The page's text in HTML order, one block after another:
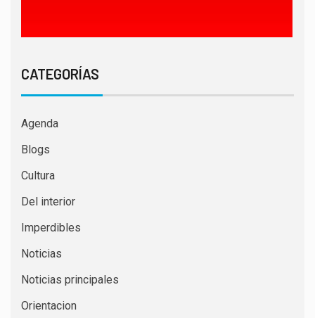
CATEGORÍAS
Agenda
Blogs
Cultura
Del interior
Imperdibles
Noticias
Noticias principales
Orientacion